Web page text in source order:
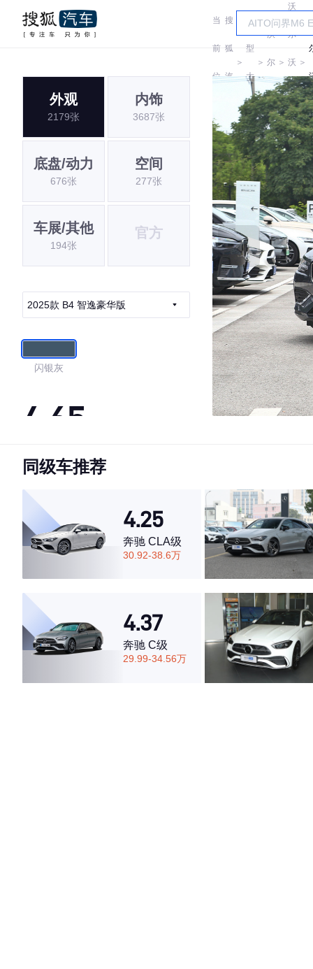
当
前
位
搜
狐
汽
＞
车
型
大
全
＞
沃
尔
沃
＞
沃
尔
沃
亚
太
＞
外观
2179张
内饰
3687张
底盘/动力
676张
空间
277张
车展/其他
194张
官方
2025款 B4 智逸豪华版
闪银灰
4.65
·外观表现一般，低于57%同级车
·空间表现一般，低于62%同级车
同级车推荐
4.25
奔驰 CLA级
30.92-38.6万
4.37
奔驰 C级
29.99-34.56万